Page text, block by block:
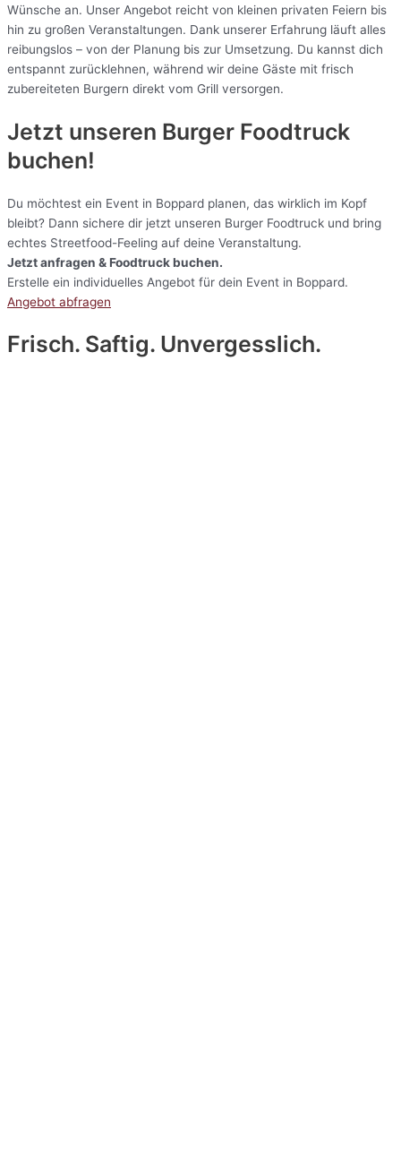
Wünsche an. Unser Angebot reicht von kleinen privaten Feiern bis
hin zu großen Veranstaltungen. Dank unserer Erfahrung läuft alles
reibungslos – von der Planung bis zur Umsetzung. Du kannst dich
entspannt zurücklehnen, während wir deine Gäste mit frisch
zubereiteten Burgern direkt vom Grill versorgen.
Jetzt unseren Burger Foodtruck
buchen!
Du möchtest ein Event in Boppard planen, das wirklich im Kopf
bleibt? Dann sichere dir jetzt unseren Burger Foodtruck und bring
echtes Streetfood-Feeling auf deine Veranstaltung.
Jetzt anfragen & Foodtruck buchen.
Erstelle ein individuelles Angebot für dein Event in Boppard.
Angebot abfragen
Frisch. Saftig. Unvergesslich.